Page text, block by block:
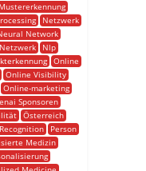
Mustererkennung
Netzwerk
Network
Nlp
Online
Online Visibility
Online-marketing
Sponsoren
Österreich
Person
Medizin